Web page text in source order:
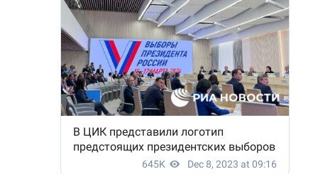
ХОККЕЙ С МЯЧОМ
ПРОИСШЕСТВИЯ